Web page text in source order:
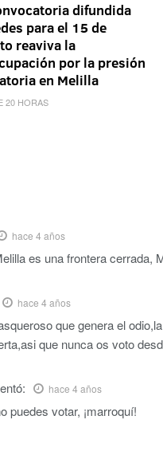
difundida
para el 15 de
reaviva la
por la presión
en Melilla
20 HORAS
hace 4 años
es una frontera cerrada,
hace 4 años
que genera el
que nunca os voto
hace 4 años
puedes votar, ¡marroquí!